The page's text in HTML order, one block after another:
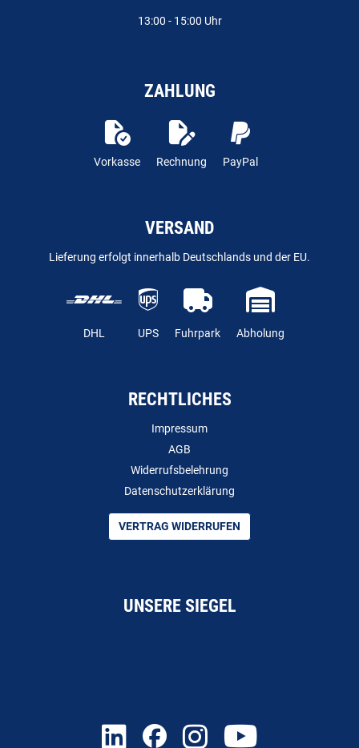
13:00 - 15:00 Uhr
ZAHLUNG
Vorkasse Rechnung PayPal
VERSAND
Lieferung erfolgt innerhalb Deutschlands und der EU.
DHL UPS Fuhrpark Abholung
RECHTLICHES
Impressum
AGB
Widerrufsbelehrung
Datenschutzerklärung
VERTRAG WIDERRUFEN
UNSERE SIEGEL